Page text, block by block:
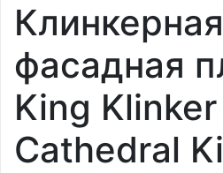
Клинкерная
фасадная
King
Cathedral